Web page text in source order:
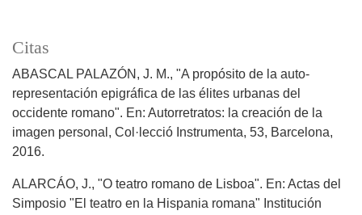
Citas
ABASCAL PALAZÓN, J. M., "A propósito de la auto-
representación epigráfica de las élites urbanas del
occidente romano". En: Autorretratos: la creación de la
imagen personal, Col·lecció Instrumenta, 53, Barcelona,
2016.
ALARCÁO, J., "O teatro romano de Lisboa". En: Actas del
Simposio "El teatro en la Hispania romana" Institución